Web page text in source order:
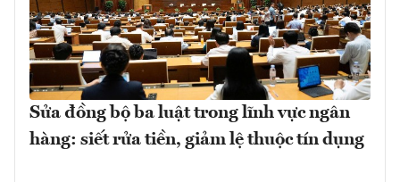
Sửa đồng bộ ba luật trong lĩnh vực ngân
hàng: siết rửa tiền, giảm lệ thuộc tín dụng